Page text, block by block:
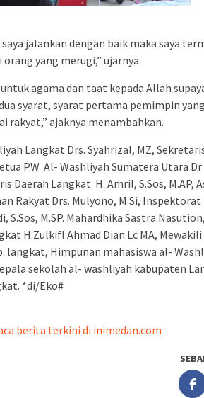
jalankan dengan baik maka saya
yang merugi,” ujarnya.
agama dan taat kepada Allah
syarat, syarat pertama pemimpin
rakyat,” ajaknya menambahkan.
Langkat Drs. Syahrizal, MZ,
PW Al- Washliyah Sumatera Utara Dr
Daerah Langkat H. Amril, S.Sos, M.AP,
Rakyat Drs. Mulyono, M.Si, Inspektorat
S.Sos, M.SP. Mahardhika Sastra
H.Zulkifl Ahmad Dian Lc MA,
langkat, Himpunan mahasiswa al-
sekolah al- washliyah kabupaten
*di/Eko#
berita terkini di inimedan.com